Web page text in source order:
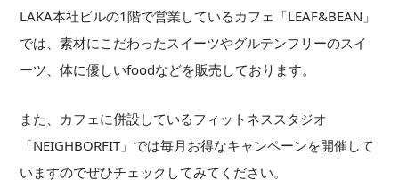
LAKA本社ビルの1階で営業しているカフェ「LEAF&BEAN」
では、素材にこだわったスイーツやグルテンフリーのスイ
ーツ、体に優しいfoodなどを販売しております。
また、カフェに併設しているフィットネススタジオ
「NEIGHBORFIT」では毎月お得なキャンペーンを開催して
いますのでぜひチェックしてみてください。